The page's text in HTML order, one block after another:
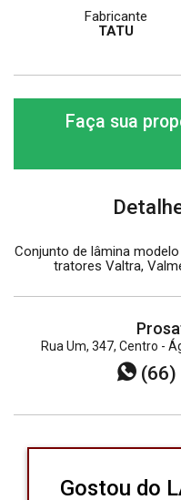
Fabricante
TATU
Faça sua
Conjunto de lâmina
tratores Valtra,
Rua Um, 347, Centro -
(66)
Gostou do